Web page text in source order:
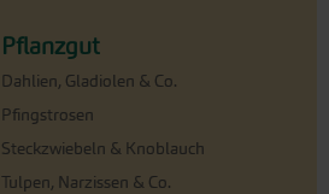
Pflanzgut
Dahlien, Gladiolen & Co.
Pfingstrosen
Steckzwiebeln & Knoblauch
Tulpen, Narzissen & Co.